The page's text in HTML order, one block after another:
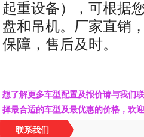
起重设备），可根据
盘和吊机。厂家直销
保障，售后及时。
想了解更多车型配置及报价请与我们
择最合适的车型及最优惠的价格，欢
联系我们